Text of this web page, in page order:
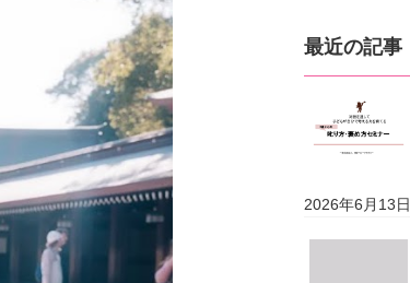
最近の記事
2026年6月13日